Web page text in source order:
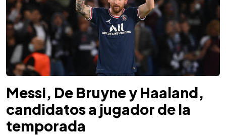
Messi, De Bruyne y Haaland,
candidatos a jugador de la
temporada